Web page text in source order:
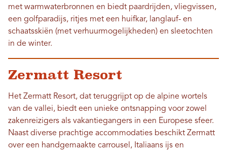
met warmwaterbronnen en biedt paardrijden, vliegvissen,
een golfparadijs, ritjes met een huifkar, langlauf- en
schaatsskiën (met verhuurmogelijkheden) en sleetochten
in de winter.
Zermatt Resort
Het Zermatt Resort, dat teruggrijpt op de alpine wortels
van de vallei, biedt een unieke ontsnapping voor zowel
zakenreizigers als vakantiegangers in een Europese sfeer.
Naast diverse prachtige accommodaties beschikt Zermatt
over een handgemaakte carrousel, Italiaans ijs en